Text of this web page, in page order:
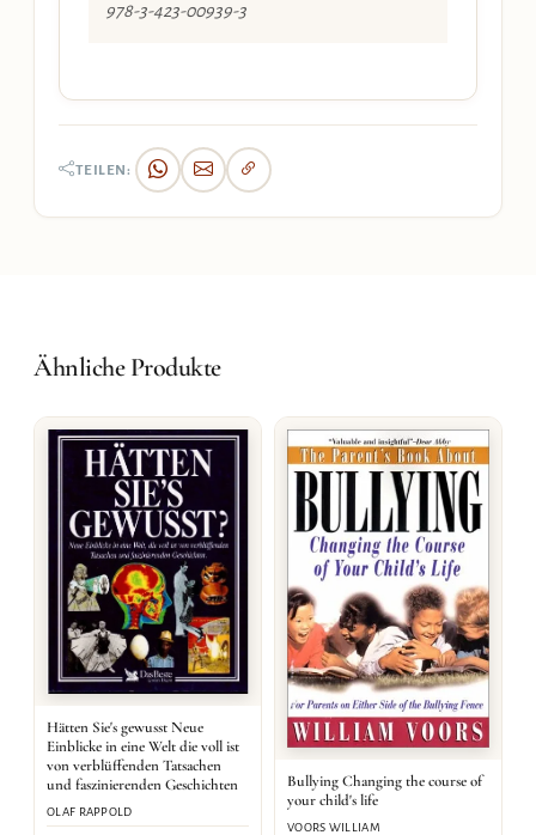
978-3-423-00939-3
TEILEN:
Ähnliche Produkte
Hätten Sie's gewusst Neue
Einblicke in eine Welt die voll ist
von verblüffenden Tatsachen
und faszinierenden Geschichten
OLAF RAPPOLD
Bullying Changing the course of
your child's life
VOORS WILLIAM